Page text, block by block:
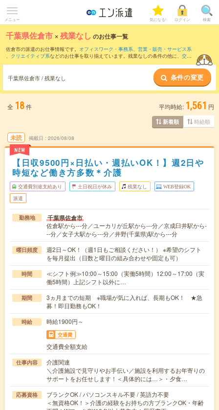
メニュー 気になる! ログイン 検索
千葉県佐倉市 ×残業なし のお仕事一覧
佐倉市の派遣のお仕事情報です。 オフィスワーク・事務系、 営業・販売・サービス系
、 クリエイティブ系などのお仕事を取り揃えています。残業なしの条件の他に、 交通
千葉県佐倉市 / 残業なし 条件の変更
全 18件 平均時給: 1,561 円
新着順 時給順
未読
NEW
掲載日 2026/08/08
【日収9500円×日払い・週払いOK！】週2日や
時短など働き方多数＊介護
交通費別途支給あり 土日祝日が休み 残業なし WEB登録OK
派遣
勤務地 千葉県佐倉市
佐倉駅から---分／ユーカリが丘駅から---分／京成臼井駅から-
--分／女子大駅から---分／井野(千葉県)駅から---分
曜日頻度
週2日～OK！（週1日もご相談ください！） ※希望のシフト
を毎月提出（日数と曜日の組み合わせや固定も可）
時間
≪シフト例≫10:00～15:00（実働5時間）12:00～17:00（実
働5時間）上記シフト以外に…
期間
3ヵ月までの短期 ※職場が気に入れば、長期もOK！ ★急
募！即日勤務もOK！
時給 時給1900円～
交通費
交通費全額支給
仕事内容
介護関連
＼介護施設で見守りやお手伝い／施設を利用するお年寄りの
サポートをお任せします！＜具体的には…＞・夕食…
応募資格
ブランクOK / パソコンスキル不要 / 英語力不要
＜無資格OK！＞介護の経験をお持ちの方ブランクOK・年齢